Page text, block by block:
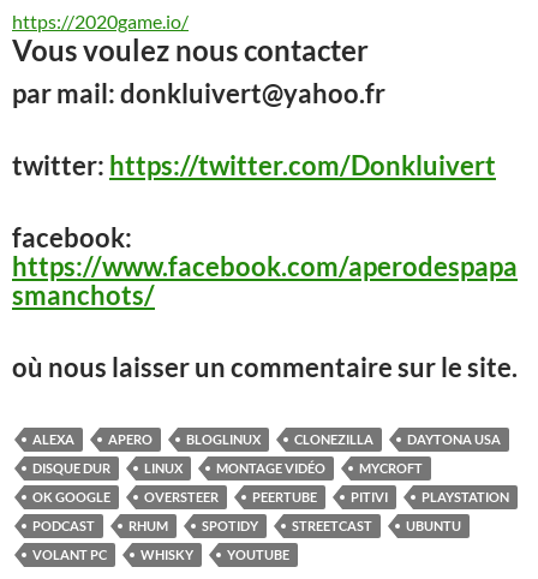
https://2020game.io/
Vous voulez nous contacter
par mail: donkluivert@yahoo.fr
twitter: https://twitter.com/Donkluivert
facebook:
https://www.facebook.com/aperodespapa
smanchots/
où nous laisser un commentaire sur le site.
ALEXA APERO BLOGLINUX CLONEZILLA
DAYTONA USA
DISQUE DUR
LINUX MONTAGE VIDÉO
MYCROFT
OK GOOGLE
OVERSTEER PEERTUBE PITIVI
PLAYSTATION
PODCAST
RHUM SPOTIDY STREETCAST
UBUNTU
VOLANT PC
WHISKY YOUTUBE